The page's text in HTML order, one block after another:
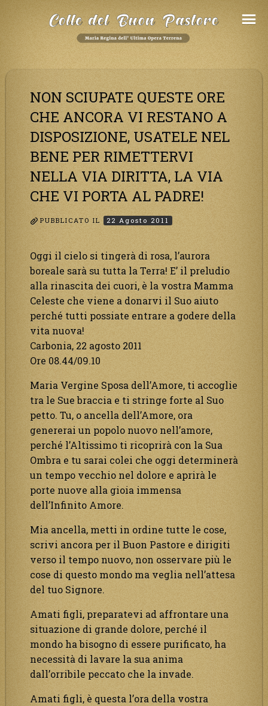
NON SCIUPATE QUESTE ORE
CHE ANCORA VI RESTANO A
DISPOSIZIONE, USATELE NEL
BENE PER RIMETTERVI
NELLA VIA DIRITTA, LA VIA
CHE VI PORTA AL PADRE!
PUBBLICATO IL 22 Agosto 2011
Oggi il cielo si tingerà di rosa, l’aurora
boreale sarà su tutta la Terra! E’ il preludio
alla rinascita dei cuori, è la vostra Mamma
Celeste che viene a donarvi il Suo aiuto
perché tutti possiate entrare a godere della
vita nuova!
Carbonia, 22 agosto 2011
Ore 08.44/09.10
Maria Vergine Sposa dell’Amore, ti accoglie
tra le Sue braccia e ti stringe forte al Suo
petto. Tu, o ancella dell’Amore, ora
genererai un popolo nuovo nell’amore,
perché l’Altissimo ti ricoprirà con la Sua
Ombra e tu sarai colei che oggi determinerà
un tempo vecchio nel dolore e aprirà le
porte nuove alla gioia immensa
dell’Infinito Amore.
Mia ancella, metti in ordine tutte le cose,
scrivi ancora per il Buon Pastore e dirigiti
verso il tempo nuovo, non osservare più le
cose di questo mondo ma veglia nell’attesa
del tuo Signore.
Amati figli, preparatevi ad affrontare una
situazione di grande dolore, perché il
mondo ha bisogno di essere purificato, ha
necessità di lavare la sua anima
dall’orribile peccato che la invade.
Amati figli, è questa l’ora della vostra